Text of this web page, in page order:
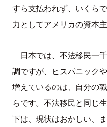
すら支払われず、いくら
力としてアメリカの資本
日本では、不法移民一
調ですが、ヒスパニック
増えているのは、自分の
らです。不法移民と同じ
下は、現状はおかしい、